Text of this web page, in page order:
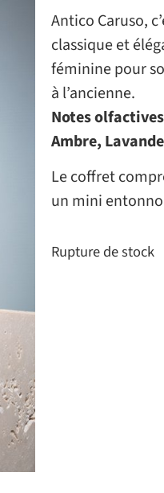
Antico Caruso,
classique et
féminine pour
à l’ancienne.
Notes
Ambre, Lavande
Le coffret
un mini
Rupture de stock